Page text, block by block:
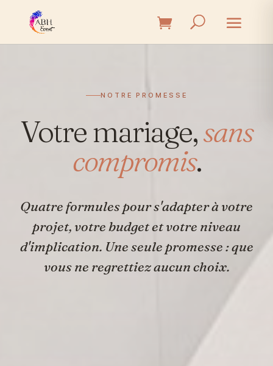
NOTRE PROMESSE
Votre mariage,sans
compromis.
Quatre formules pour s'adapter à votre
projet, votre budget et votre niveau
d'implication. Une seule promesse : que
vous ne regrettiez aucun choix.